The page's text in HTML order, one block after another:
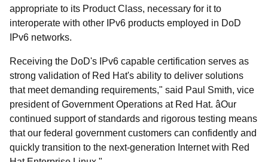
appropriate to its Product Class, necessary for it to
interoperate with other IPv6 products employed in DoD
IPv6 networks.
Receiving the DoD's IPv6 capable certification serves as
strong validation of Red Hat's ability to deliver solutions
that meet demanding requirements," said Paul Smith, vice
president of Government Operations at Red Hat. âOur
continued support of standards and rigorous testing means
that our federal government customers can confidently and
quickly transition to the next-generation Internet with Red